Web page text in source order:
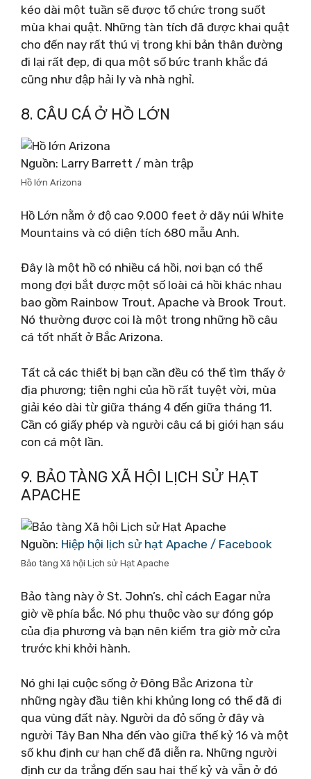
kéo dài một tuần sẽ được tổ chức trong suốt
mùa khai quật. Những tàn tích đã được khai quật
cho đến nay rất thú vị trong khi bản thân đường
đi lại rất đẹp, đi qua một số bức tranh khắc đá
cũng như đập hải ly và nhà nghỉ.
8. CÂU CÁ Ở HỒ LỚN
Nguồn: Larry Barrett / màn trập
Hồ lớn Arizona
Hồ Lớn nằm ở độ cao 9.000 feet ở dãy núi White
Mountains và có diện tích 680 mẫu Anh.
Đây là một hồ có nhiều cá hồi, nơi bạn có thể
mong đợi bắt được một số loài cá hồi khác nhau
bao gồm Rainbow Trout, Apache và Brook Trout.
Nó thường được coi là một trong những hồ câu
cá tốt nhất ở Bắc Arizona.
Tất cả các thiết bị bạn cần đều có thể tìm thấy ở
địa phương; tiện nghi của hồ rất tuyệt vời, mùa
giải kéo dài từ giữa tháng 4 đến giữa tháng 11.
Cần có giấy phép và người câu cá bị giới hạn sáu
con cá một lần.
9. BẢO TÀNG XÃ HỘI LỊCH SỬ HẠT
APACHE
Nguồn: Hiệp hội lịch sử hạt Apache / Facebook
Bảo tàng Xã hội Lịch sử Hạt Apache
Bảo tàng này ở St. John’s, chỉ cách Eagar nửa
giờ về phía bắc. Nó phụ thuộc vào sự đóng góp
của địa phương và bạn nên kiểm tra giờ mở cửa
trước khi khởi hành.
Nó ghi lại cuộc sống ở Đông Bắc Arizona từ
những ngày đầu tiên khi khủng long có thể đã đi
qua vùng đất này. Người da đỏ sống ở đây và
người Tây Ban Nha đến vào giữa thế kỷ 16 và một
số khu định cư hạn chế đã diễn ra. Những người
định cư da trắng đến sau hai thế kỷ và vẫn ở đó